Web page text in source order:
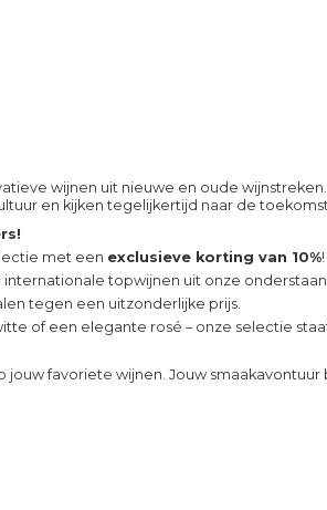
wijnen uit nieuwe en oude
en kijken tegelijkertijd naar de toekomst.
met een exclusieve korting van 10%!
internationale topwijnen uit onze
tegen een uitzonderlijke prijs.
of een elegante rosé – onze selectie
jouw favoriete wijnen. Jouw smaakavontuur